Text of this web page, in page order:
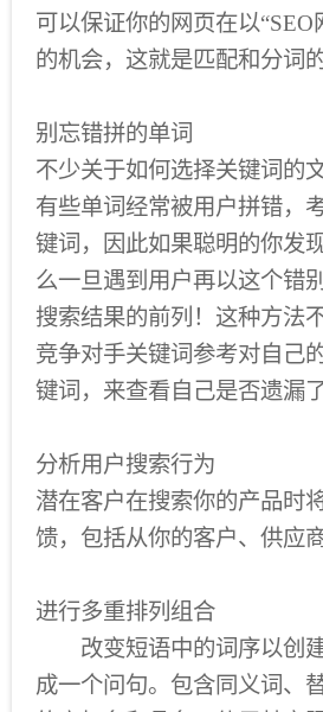
可以保证你的网页在以
的机会，这就是匹配和分词
别忘错拼的单词
不少关于如何选择关键词的
有些单词经常被用户拼错，
键词，因此如果聪明的你发
么一旦遇到用户再以这个错
搜索结果的前列！这种方法
竞争对手关键词参考对自己
键词，来查看自己是否遗漏
分析用户搜索行为
潜在客户在搜索你的产品时
馈，包括从你的客户、供应
进行多重排列组合
改变短语中的词序以创建
成一个问句。包含同义词、